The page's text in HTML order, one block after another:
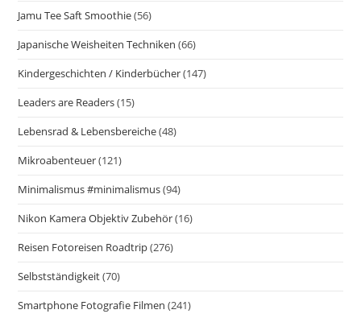
Jamu Tee Saft Smoothie(56)
Japanische Weisheiten Techniken (66)
Kindergeschichten / Kinderbücher(147)
Leaders are Readers(15)
Lebensrad & Lebensbereiche(48)
Mikroabenteuer(121)
Minimalismus #minimalismus(94)
Nikon Kamera Objektiv Zubehör(16)
Reisen Fotoreisen Roadtrip(276)
Selbstständigkeit(70)
Smartphone Fotografie Filmen (241)